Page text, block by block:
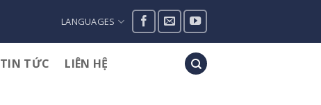
LANGUAGES
TIN TỨC LIÊN HỆ